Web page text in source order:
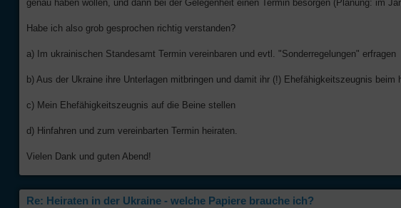
genau haben wollen, und dann bei der Gelegenheit einen Termin besorgen (Planung: im
Habe ich also grob gesprochen richtig verstanden?
a) Im ukrainischen Standesamt Termin vereinbaren und evtl. "Sonderregelungen" erfragen
b) Aus der Ukraine ihre Unterlagen mitbringen und damit ihr (!) Ehefähigkeitszeugnis beim
c) Mein Ehefähigkeitszeugnis auf die Beine stellen
d) Hinfahren und zum vereinbarten Termin heiraten.
Vielen Dank und guten Abend!
Re: Heiraten in der Ukraine - welche Papiere brauche ich?